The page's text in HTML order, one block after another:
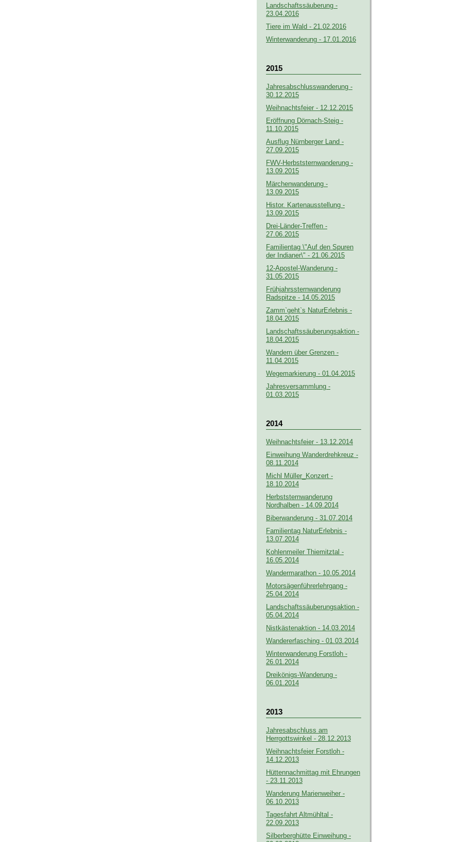
Landschaftssäuberung -
23.04.2016
Tiere im Wald - 21.02.2016
Winterwanderung - 17.01.2016
2015
Jahresabschlusswanderung -
30.12.2015
Weihnachtsfeier - 12.12.2015
Eröffnung Dörnach-Steig -
11.10.2015
Ausflug Nürnberger Land -
27.09.2015
FWV-Herbststernwanderung -
13.09.2015
Märchenwanderung -
13.09.2015
Histor. Kartenausstellung -
13.09.2015
Drei-Länder-Treffen -
27.06.2015
Familientag \"Auf den Spuren
der Indianer\" - 21.06.2015
12-Apostel-Wanderung -
31.05.2015
Frühjahrssternwanderung
Radspitze - 14.05.2015
Zamm`geht`s NaturErlebnis -
18.04.2015
Landschaftssäuberungsaktion -
18.04.2015
Wandern über Grenzen -
11.04.2015
Wegemarkierung - 01.04.2015
Jahresversammlung -
01.03.2015
2014
Weihnachtsfeier - 13.12.2014
Einweihung Wanderdrehkreuz -
08.11.2014
Michl Müller_Konzert -
18.10.2014
Herbststernwanderung
Nordhalben - 14.09.2014
Biberwanderung - 31.07.2014
Familientag NaturErlebnis -
13.07.2014
Kohlenmeiler Thiemitztal -
16.05.2014
Wandermarathon - 10.05.2014
Motorsägenführerlehrgang -
25.04.2014
Landschaftssäuberungsaktion -
05.04.2014
Nistkästenaktion - 14.03.2014
Wandererfasching - 01.03.2014
Winterwanderung Forstloh -
26.01.2014
Dreikönigs-Wanderung -
06.01.2014
2013
Jahresabschluss am
Herrgottswinkel - 28.12.2013
Weihnachtsfeier Forstloh -
14.12.2013
Hüttennachmittag mit Ehrungen
- 23.11.2013
Wanderung Marienweiher -
06.10.2013
Tagesfahrt Altmühltal -
22.09.2013
Silberberghütte Einweihung -